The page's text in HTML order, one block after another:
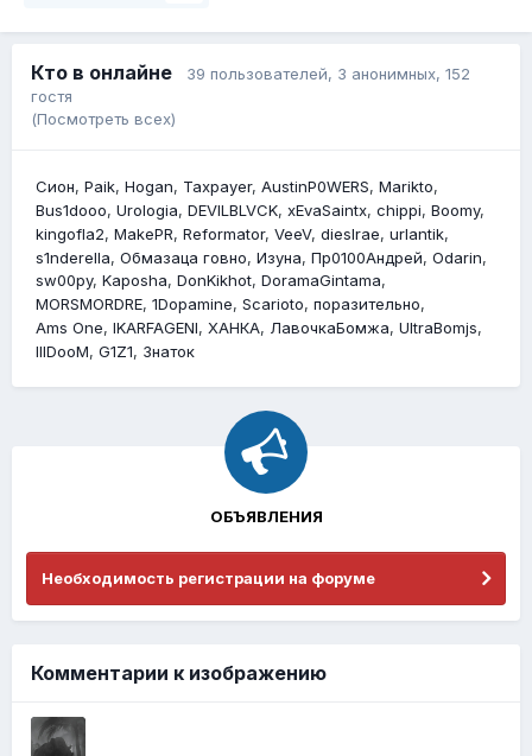
Кто в онлайне 39 пользователей, 3 анонимных, 152
гостя
(Посмотреть всех)
Сион Paik Hogan Taxpayer AustinP0WERS Marikto
Bus1dooo Urologia DEVILBLVCK xEvaSaintx chippi Boomy
kingofla2 MakePR Reformator VeeV diesIrae urlantik
s1nderella Обмазаца говно Изyна Пр0100Андрей Odarin
sw00py Kaposha DonKikhot DoramaGintama
MORSMORDRE 1Dopamine Scarioto поразительно
Ams One lKARFAGENl ХАНКА ЛавочкаБомжа UltraBomjs
lllDooM G1Z1 Знаток
ОБЪЯВЛЕНИЯ
Необходимость регистрации на форуме
Комментарии к изображению